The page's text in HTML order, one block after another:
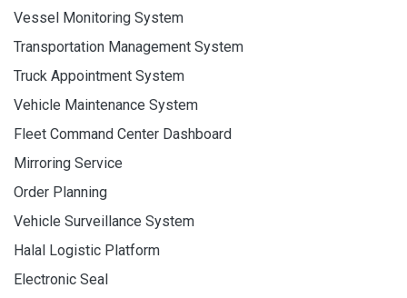
Vessel Monitoring System
Transportation Management System
Truck Appointment System
Vehicle Maintenance System
Fleet Command Center Dashboard
Mirroring Service
Order Planning
Vehicle Surveillance System
Halal Logistic Platform
Electronic Seal